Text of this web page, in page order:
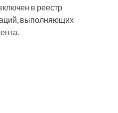
в реестр
выполняющих